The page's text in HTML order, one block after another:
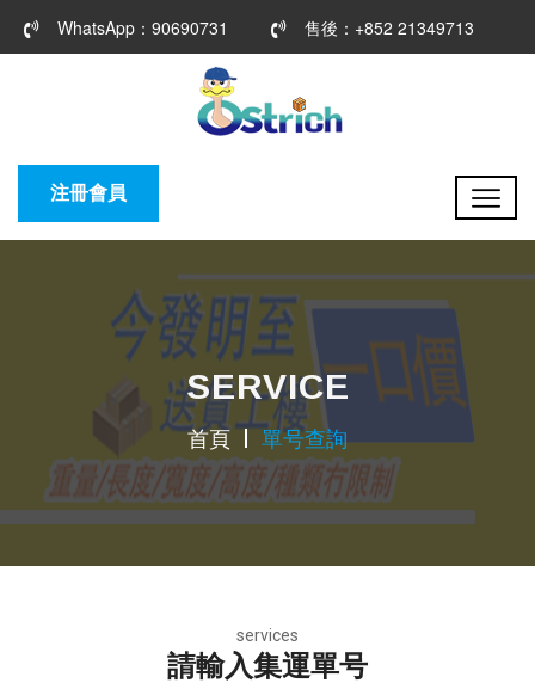
WhatsApp：90690731 售後：+852 21349713
注冊會員
SERVICE
首頁 單号查詢
services
請輸入集運單号